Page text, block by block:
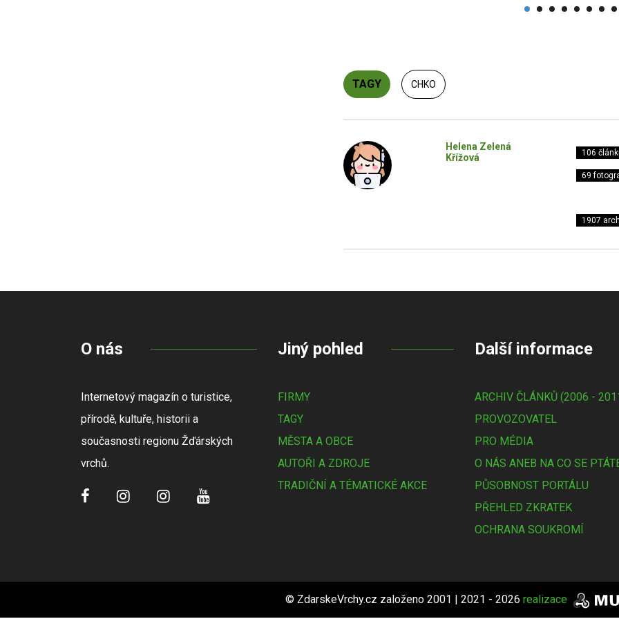
TAGY CHKO
Helena Zelená
Křížová
106
69
1907
O nás
Internetový magazín o turistice,
přírodě, kultuře, historii a
současnosti regionu Žďárských
vrchů.
Jiný pohled
FIRMY
TAGY
MĚSTA A OBCE
AUTOŘI A ZDROJE
TRADIČNÍ A TÉMATICKÉ AKCE
Další informace
ARCHIV ČLÁNKŮ (2006 -
PROVOZOVATEL
PRO MÉDIA
O NÁS ANEB NA CO SE
PŮSOBNOST PORTÁLU
PŘEHLED ZKRATEK
OCHRANA SOUKROMÍ
© ZdarskeVrchy.cz založeno 2001 | 2021 - 2026 realizace